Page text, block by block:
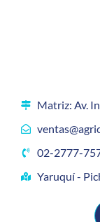
Matriz: Av.
02-2777-
Yaruquí -